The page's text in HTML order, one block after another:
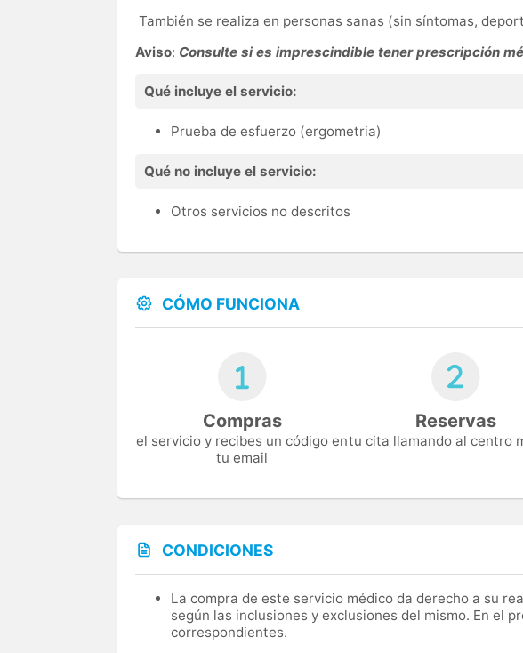
También se realiza en personas sanas (sin síntomas,
Aviso: Consulte si es imprescindible tener prescripción
Qué incluye el servicio:
Prueba de esfuerzo (ergometria)
Qué no incluye el servicio:
Otros servicios no descritos
CÓMO FUNCIONA
Compras
el servicio y recibes un código en
tu email
Reservas
tu cita llamando al centro
CONDICIONES
La compra de este servicio médico da derecho a su
según las inclusiones y exclusiones del mismo. En el
correspondientes.